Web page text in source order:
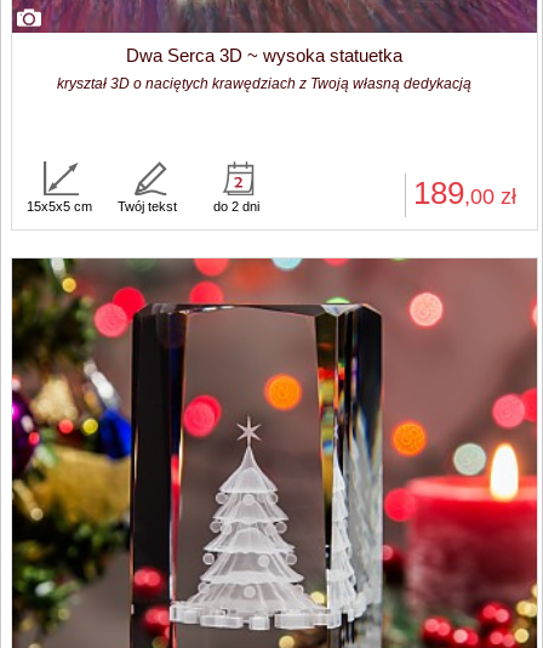
Dwa Serca 3D ~ wysoka statuetka
kryształ 3D o naciętych krawędziach z Twoją własną dedykacją
189,00 zł
15x5x5 cm Twój tekst do 2 dni